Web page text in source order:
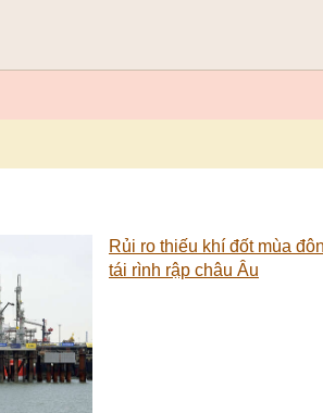
Rủi ro thiếu khí đốt mùa
tái rình rập châu Âu